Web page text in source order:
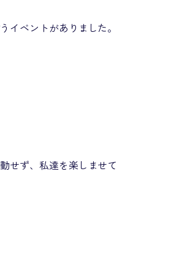
イベントがありました。
せず、私達を楽しませて